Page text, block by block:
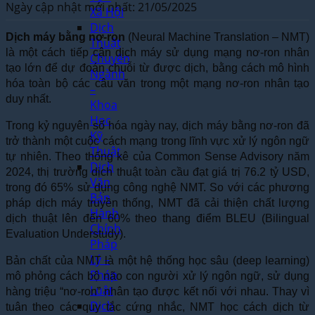
Xã Hội
Dịch
Thuật
Chuyên
Ngành
–
Khoa
Học
Kỹ
Thuật
Dịch
Văn
Bản
Hành
Chính
Pháp
Lý –
Pháp
Luật
Dịch
Ngày cập nhật mới nhất: 21/05/2025
Dịch máy bằng nơ-ron (Neural Machine Translation – NMT)
là một cách tiếp cận dịch máy sử dụng mạng nơ-ron nhân
tạo lớn để dự đoán chuỗi từ được dịch, bằng cách mô hình
hóa toàn bộ các câu văn trong một mạng nơ-ron nhân tạo
duy nhất.
Trong kỷ nguyên số hóa ngày nay, dịch máy bằng nơ-ron đã
trở thành một cuộc cách mạng trong lĩnh vực xử lý ngôn ngữ
tự nhiên. Theo thống kê của Common Sense Advisory năm
2024, thị trường dịch thuật toàn cầu đạt giá trị 76.2 tỷ USD,
trong đó 65% sử dụng công nghệ NMT. So với các phương
pháp dịch máy truyền thống, NMT đã cải thiện chất lượng
dịch thuật lên đến 60% theo thang điểm BLEU (Bilingual
Evaluation Understudy).
Bản chất của NMT là một hệ thống học sâu (deep learning)
mô phỏng cách bộ não con người xử lý ngôn ngữ, sử dụng
hàng triệu “nơ-ron” nhân tạo được kết nối với nhau. Thay vì
tuân theo các quy tắc cứng nhắc, NMT học cách dịch từ